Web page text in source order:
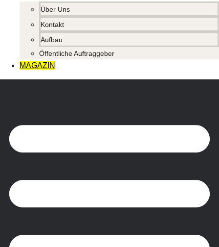
Über Uns
Kontakt
Aufbau
Öffentliche Auftraggeber
MAGAZIN